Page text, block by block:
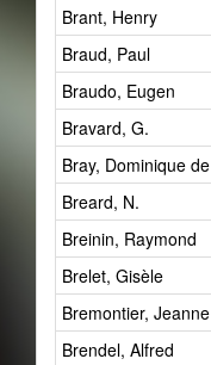
Brant, Henry
Braud, Paul
Braudo, Eugen
Bravard, G.
Bray, Dominique de
Breard, N.
Breinin, Raymond
Brelet, Gisèle
Bremontier, Jeanne
Brendel, Alfred